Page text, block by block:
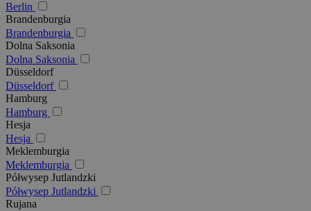
Berlin
Brandenburgia
Brandenburgia
Dolna Saksonia
Dolna Saksonia
Düsseldorf
Düsseldorf
Hamburg
Hamburg
Hesja
Hesja
Meklemburgia
Meklemburgia
Półwysep Jutlandzki
Półwysep Jutlandzki
Rujana